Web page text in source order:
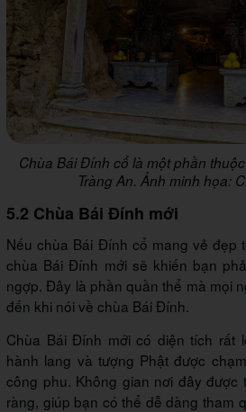
Chùa Bái Đính cổ là một phần
Tràng An. Ảnh minh họa:
5.2 Chùa Bái Đính mới
Nếu chùa Bái Đính cổ mang vẻ đẹp
chùa Bái Đính mới sẽ khiến bạn
ngợp. Đây là phần quần thể mà mọi
đến khi nói về chùa Bái Đính.
Chùa Bái Đính mới có diện tích rất
hành lang và tượng Phật được
công phu. Không gian nơi đây được
ràng, giúp bạn có thể dễ dàng tham